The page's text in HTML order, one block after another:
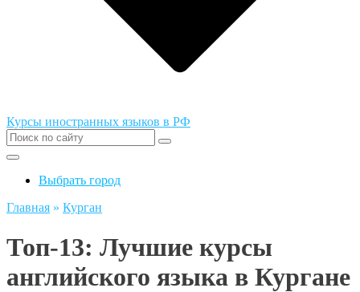
Курсы иностранных языков в РФ
Выбрать город
Главная » Курган
Топ-13: Лучшие курсы
английского языка в Кургане